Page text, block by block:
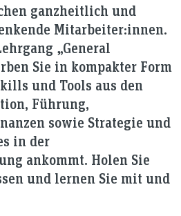
ganzheitlich und
Mitarbeiter:innen.
„General
Sie in kompakter Form
und Tools aus den
Führung,
sowie Strategie und
in der
ankommt. Holen Sie
und lernen Sie mit und